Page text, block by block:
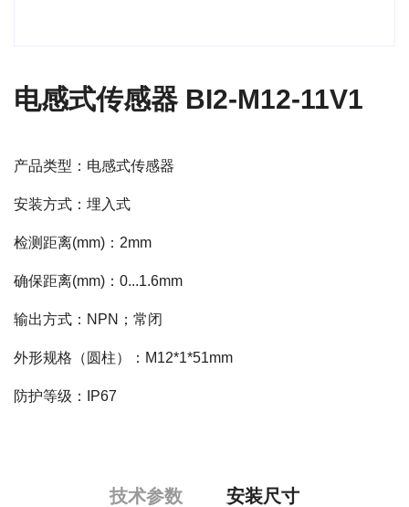
电感式传感器 BI2-M12-11V1
产品类型：电感式传感器
安装方式：埋入式
检测距离(mm)：2mm
确保距离(mm)：0...1.6mm
输出方式：NPN；常闭
外形规格（圆柱）：M12*1*51mm
防护等级：IP67
技术参数 安装尺寸